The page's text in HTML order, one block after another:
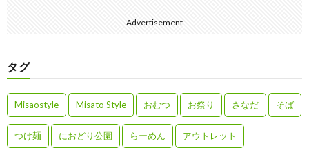
Advertisement
タグ
Misaostyle Misato Style おむつ お祭り さなだ そば
つけ麺 におどり公園 らーめん アウトレット